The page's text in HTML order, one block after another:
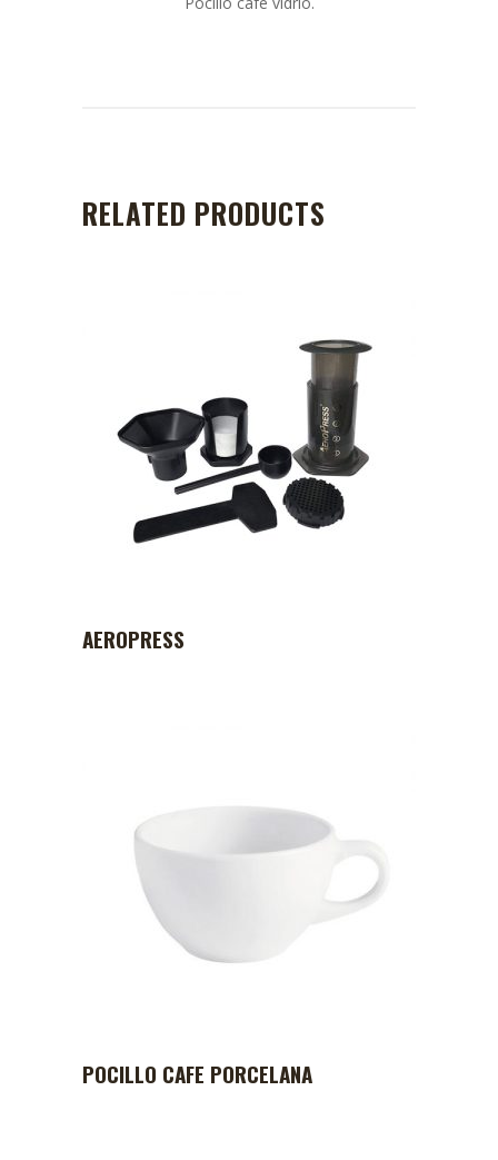
RELATED PRODUCTS
AEROPRESS
ADD TO CART
POCILLO CAFE PORCELANA